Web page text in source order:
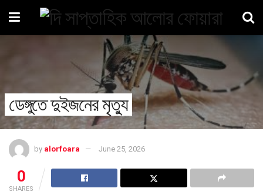
ডেঙ্গুতে দুইজনের মৃত্যু
by alorfoara June 25, 2026
0
SHARES